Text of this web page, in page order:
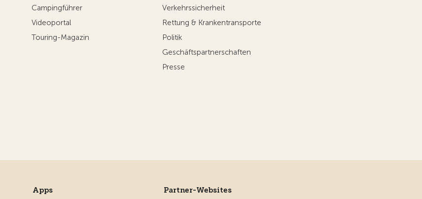
Campingführer
Videoportal
Touring-Magazin
Verkehrssicherheit
Rettung & Krankentransporte
Politik
Geschäftspartnerschaften
Presse
Apps Partner-Websites